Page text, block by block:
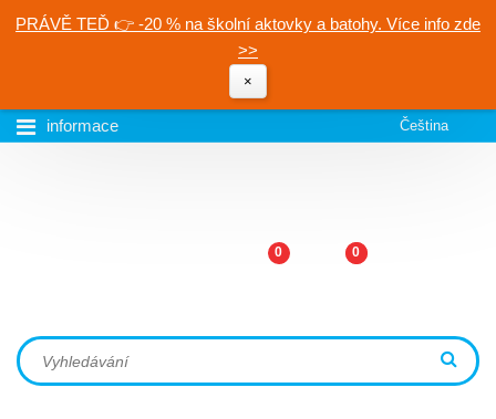
PRÁVĚ TEĎ 👉 -20 % na školní aktovky a batohy. Více info zde
>>
×
informace Čeština
0 0